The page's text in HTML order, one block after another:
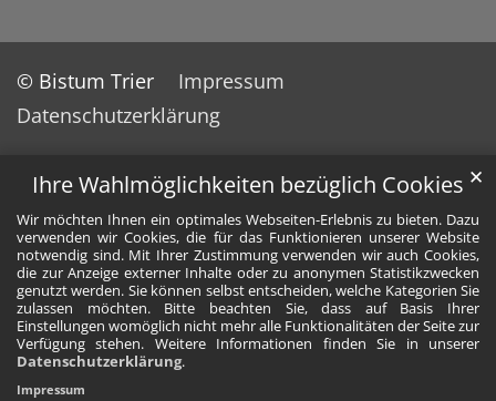
Ihre Wahlmöglichkeiten bezüglich Cookies
Wir möchten Ihnen ein optimales Webseiten-Erlebnis zu bieten. Dazu
verwenden wir Cookies, die für das Funktionieren unserer Website
notwendig sind. Mit Ihrer Zustimmung verwenden wir auch Cookies,
die zur Anzeige externer Inhalte oder zu anonymen Statistikzwecken
genutzt werden. Sie können selbst entscheiden, welche Kategorien Sie
zulassen möchten. Bitte beachten Sie, dass auf Basis Ihrer
Einstellungen womöglich nicht mehr alle Funktionalitäten der Seite zur
Verfügung stehen. Weitere Informationen finden Sie in unserer
Datenschutzerklärung.
✕
Impressum
© Bistum Trier
Impressum
Datenschutzerklärung